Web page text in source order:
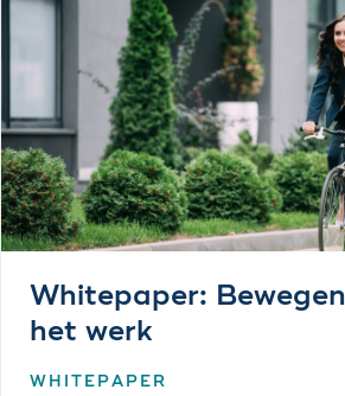
Whitepaper:
het werk
WHITEPAPER